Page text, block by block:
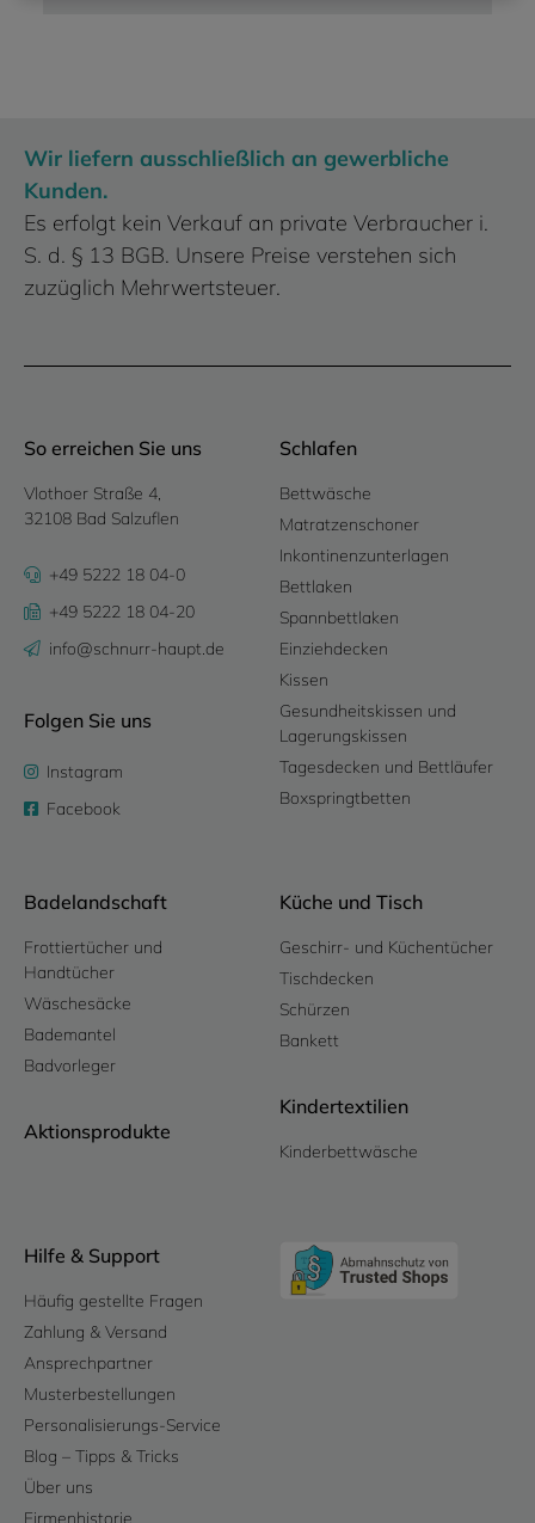
Wir liefern ausschließlich an gewerbliche
Kunden.
Es erfolgt kein Verkauf an private Verbraucher i.
S. d. § 13 BGB. Unsere Preise verstehen sich
zuzüglich Mehrwertsteuer.
So erreichen Sie uns
Vlothoer Straße 4,
32108 Bad Salzuflen
+49 5222 18 04-0
+49 5222 18 04-20
info@schnurr-haupt.de
Folgen Sie uns
Instagram
Facebook
Schlafen
Bettwäsche
Matratzenschoner
Inkontinenzunterlagen
Bettlaken
Spannbettlaken
Einziehdecken
Kissen
Gesundheitskissen und
Lagerungskissen
Tagesdecken und Bettläufer
Boxspringtbetten
Badelandschaft
Frottiertücher und
Handtücher
Wäschesäcke
Bademantel
Badvorleger
Aktionsprodukte
Küche und Tisch
Geschirr- und Küchentücher
Tischdecken
Schürzen
Bankett
Kindertextilien
Kinderbettwäsche
Hilfe & Support
Häufig gestellte Fragen
Zahlung & Versand
Ansprechpartner
Musterbestellungen
Personalisierungs-Service
Blog – Tipps & Tricks
Über uns
Firmenhistorie